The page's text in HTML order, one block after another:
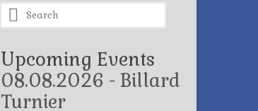
Search
for:
Upcoming Events
08.08.2026 - Billard
Turnier